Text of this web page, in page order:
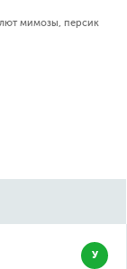
мимозы, персик